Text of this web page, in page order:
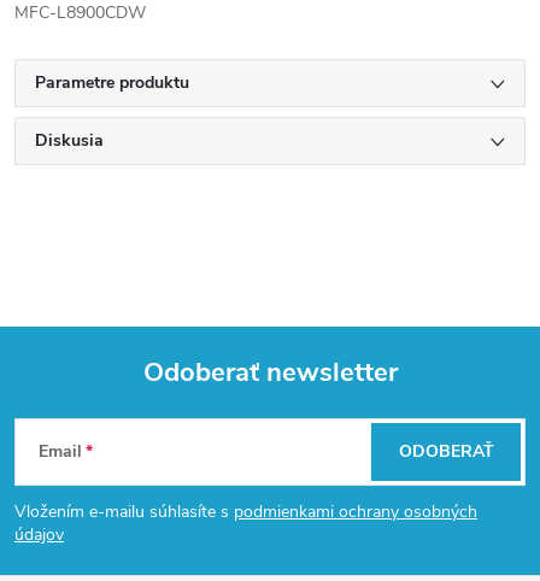
MFC-L8900CDW
Parametre produktu
Diskusia
Z
á
p
Odoberať newsletter
Email
Vložením e-mailu súhlasíte s podmienkami ochrany osobných
údajov
ODOBERAŤ